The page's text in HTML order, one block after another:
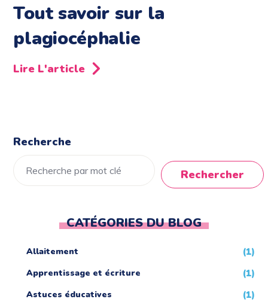
Tout savoir sur la
plagiocéphalie
Lire L'article
Recherche
Rechercher
CATÉGORIES DU BLOG
Allaitement (1)
Apprentissage et écriture (1)
Astuces éducatives (1)